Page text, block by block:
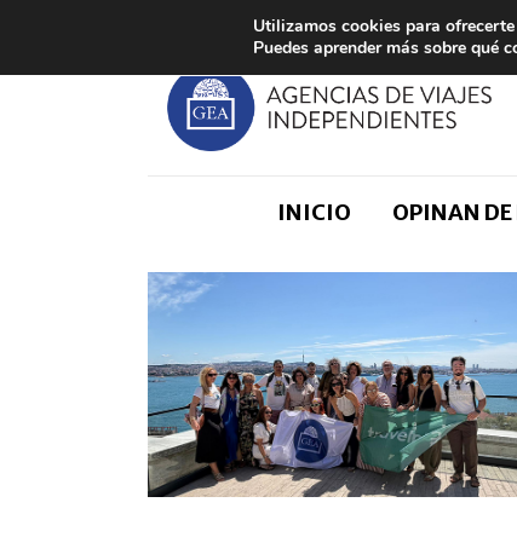
INICIO OPINAN
Utilizamos cookies para
Puedes aprender más sobre